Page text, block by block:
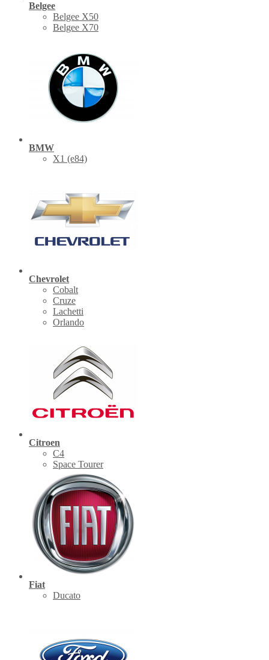
Belgee
Belgee X50
Belgee X70
BMW
X1 (е84)
Chevrolet
Cobalt
Cruze
Lachetti
Orlando
Citroen
C4
Space Tourer
Fiat
Ducato